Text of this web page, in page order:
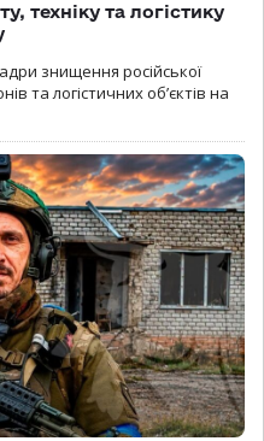
техніку та логістику
знищення російської
та логістичних об’єктів на